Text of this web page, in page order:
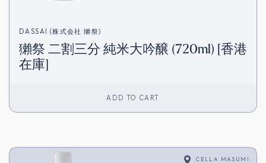
DASSAI (株式会社 獺祭)
獺祭 二割三分 純米大吟醸 (720ml) [香港
在庫]
ADD TO CART
CELLA MASUMI